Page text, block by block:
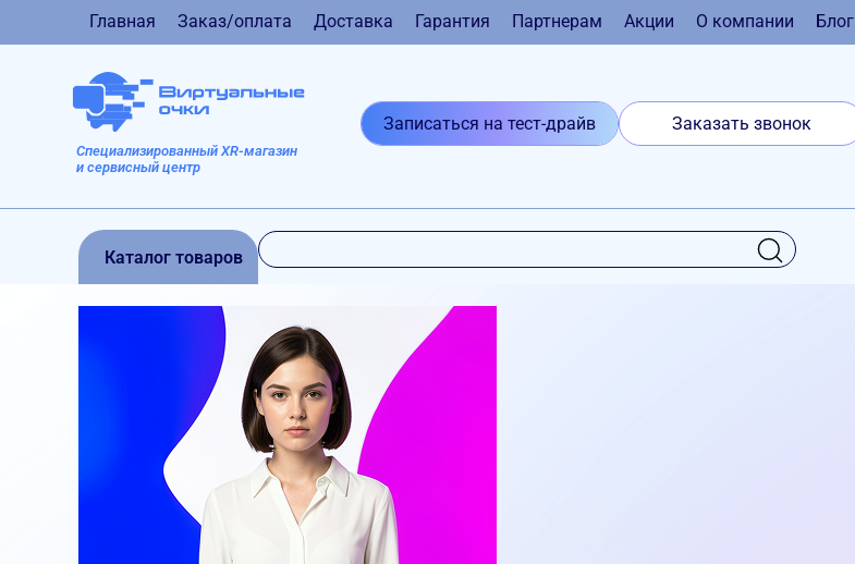
Главная Заказ/оплата Доставка Гарантия Партнерам Акции О компании Блог
Специализированный XR-магазин
и сервисный центр
Записаться на тест-драйв Заказать звонок
Каталог товаров